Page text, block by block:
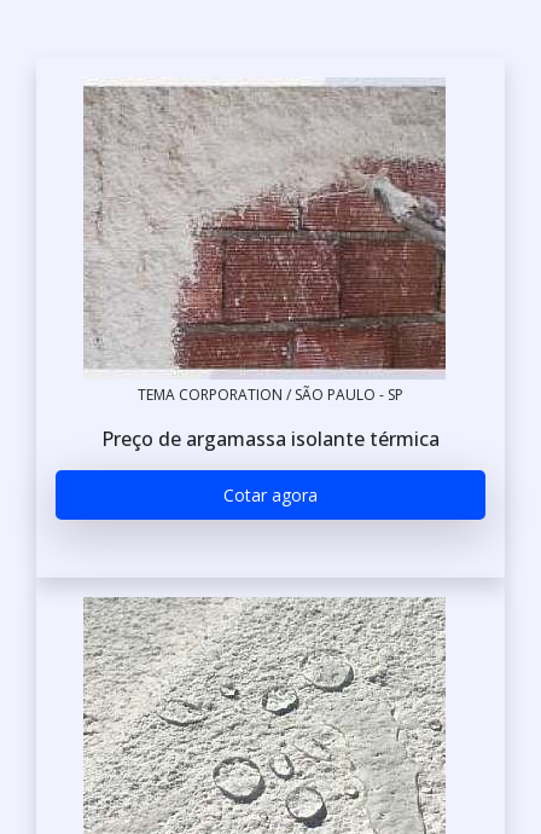
TEMA CORPORATION / SÃO PAULO - SP
Preço de argamassa isolante térmica
Cotar agora